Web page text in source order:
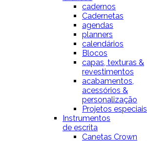
cadernos
Cadernetas
agendas
planners
calendários
Blocos
capas, texturas &
revestimentos
acabamentos,
acessórios &
personalização
Projetos especiais
Instrumentos
de escrita
Canetas Crown